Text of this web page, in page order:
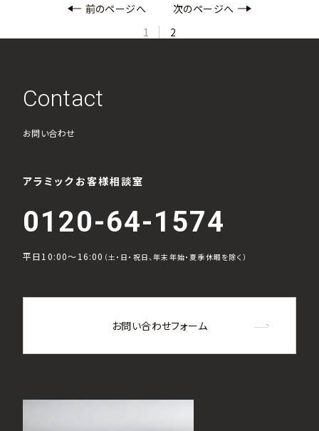
前のページへ
1
2
次のページへ
Contact
お問い合わせ
アラミックお客様相談室
0120-64-1574
平日10:00～16:00 （土・日・祝日、年末年始・夏季休暇を除く）
お問い合わせフォーム